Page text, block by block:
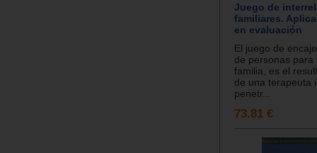
Juego de
familiares.
en evaluación
El juego de
de personas para
familia, es el
de una terapeuta
penetr...
73.81 €